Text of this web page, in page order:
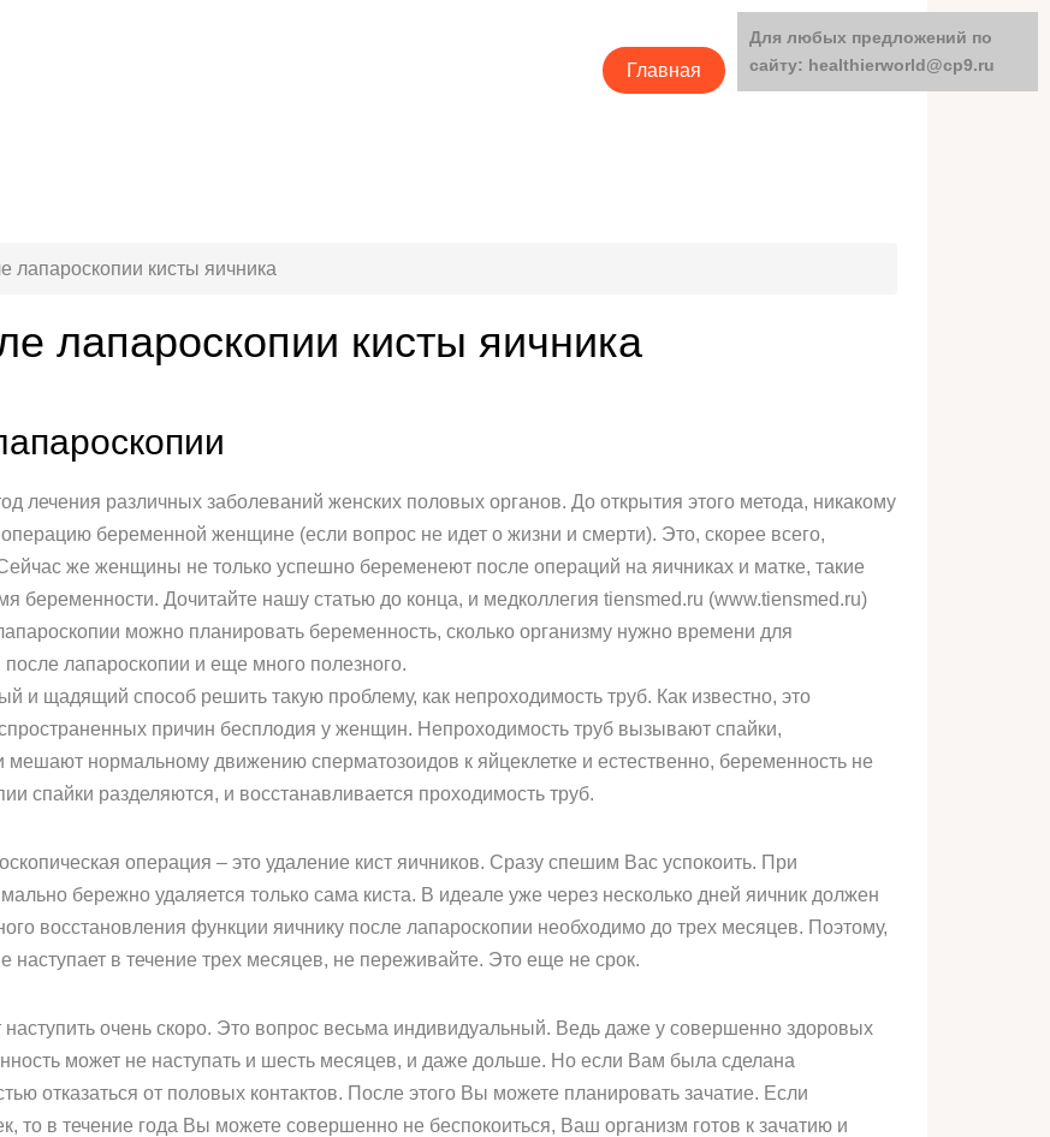
Главная Категории
лапароскопии кисты яичника
лапароскопии кисты яичника
лечения различных заболеваний женских половых органов. До открытия этого метода, никакому
беременной женщине (если вопрос не идет о жизни и смерти). Это, скорее всего,
же женщины не только успешно беременеют после операций на яичниках и матке, такие
беременности. Дочитайте нашу статью до конца, и медколлегия tiensmed.ru (www.tiensmed.ru)
можно планировать беременность, сколько организму нужно времени для
лапароскопии и еще много полезного.
и щадящий способ решить такую проблему, как непроходимость труб. Как известно, это
причин бесплодия у женщин. Непроходимость труб вызывают спайки,
нормальному движению сперматозоидов к яйцеклетке и естественно, беременность не
спайки разделяются, и восстанавливается проходимость труб.
операция – это удаление кист яичников. Сразу спешим Вас успокоить. При
бережно удаляется только сама киста. В идеале уже через несколько дней яичник должен
восстановления функции яичнику после лапароскопии необходимо до трех месяцев. Поэтому,
наступает в течение трех месяцев, не переживайте. Это еще не срок.
очень скоро. Это вопрос весьма индивидуальный. Ведь даже у совершенно здоровых
может не наступать и шесть месяцев, и даже дольше. Но если Вам была сделана
отказаться от половых контактов. После этого Вы можете планировать зачатие. Если
то в течение года Вы можете совершенно не беспокоиться, Ваш организм готов к зачатию и
Для любых предложений по
сайту: healthierworld@cp9.ru